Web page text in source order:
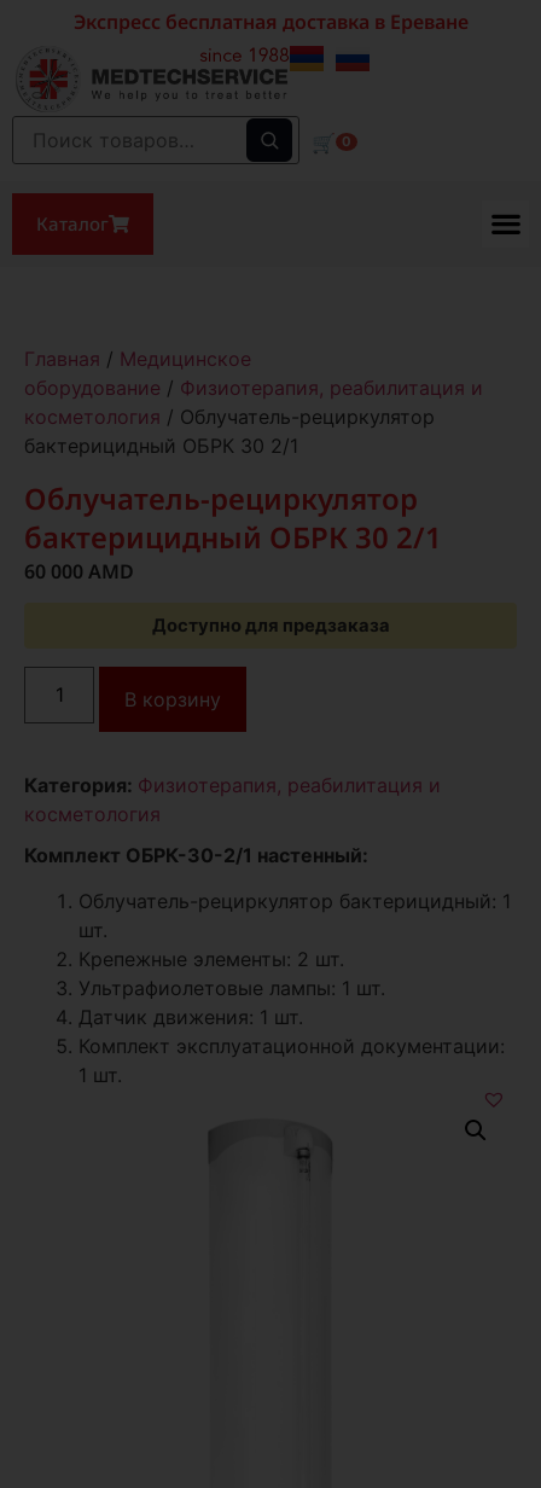
Экспресс бесплатная доставка в Ереване
🛒 0
Каталог
Главная / Медицинское
оборудование / Физиотерапия, реабилитация и
косметология / Облучатель-рециркулятор
бактерицидный ОБРК 30 2/1
Облучатель-рециркулятор
бактерицидный ОБРК 30 2/1
60 000 AMD
Доступно для предзаказа
В корзину
Категория: Физиотерапия, реабилитация и
косметология
Комплект ОБРК-30-2/1 настенный:
Облучатель-рециркулятор бактерицидный: 1
шт.
Крепежные элементы: 2 шт.
Ультрафиолетовые лампы: 1 шт.
Датчик движения: 1 шт.
Комплект эксплуатационной документации:
1 шт.